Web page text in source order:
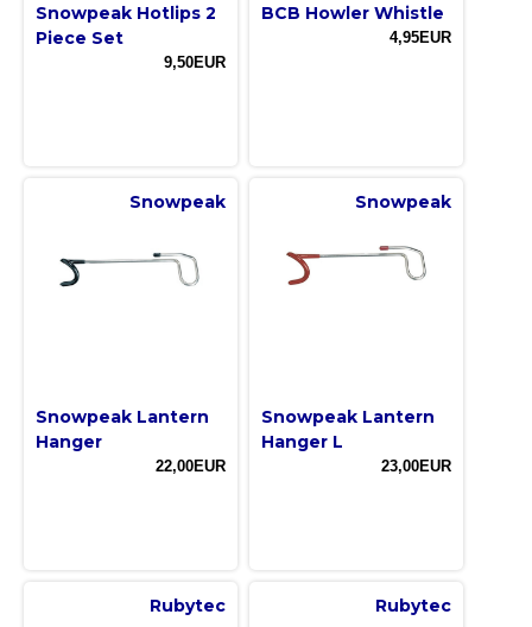
Snowpeak Hotlips 2
Piece Set
9,50EUR
BCB Howler Whistle
4,95EUR
Snowpeak
Snowpeak Lantern
Hanger
22,00EUR
Snowpeak
Snowpeak Lantern
Hanger L
23,00EUR
Rubytec Rubytec